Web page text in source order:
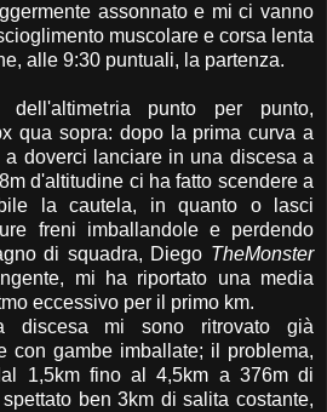
assonnato e mi ci vanno
muscolare e corsa lenta
alle 9:30 puntuali, la partenza.
punto per punto,
qua sopra: dopo la prima curva a
doverci lanciare in una discesa a
d'altitudine ci ha fatto scendere a
la cautela, in quanto o lasci
freni imballandole e perdendo
di squadra, Diego TheMonster
mi ha riportato una media
eccessivo per il primo km.
discesa mi sono ritrovato già
con gambe imballate; il problema,
1,5km fino al 4,5km a 376m di
ben 3km di salita costante,